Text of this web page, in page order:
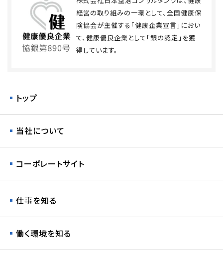
経営の取り組みの一環として、全国健康保
険協会が主催する「健康企業宣言」におい
て、健康優良企業として「銀の認定」を獲
得しています。
トップ
当社について
コーポレートサイト
仕事を知る
働く環境を知る